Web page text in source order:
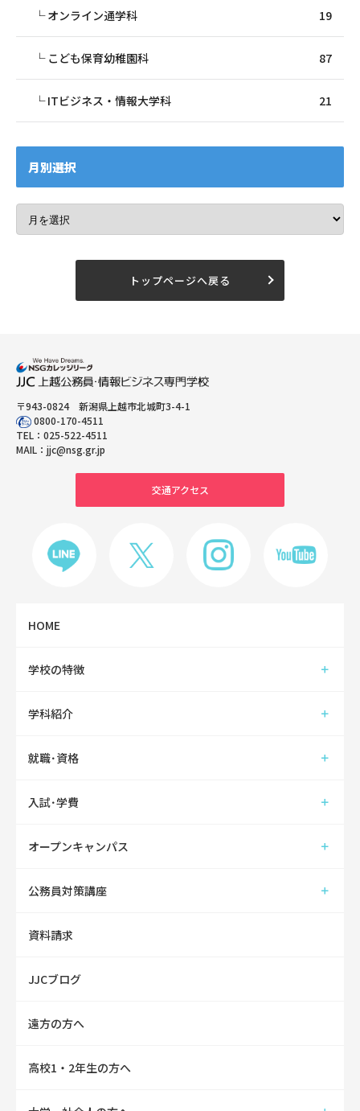
オンライン通学科 19
こども保育幼稚園科 87
ITビジネス・情報大学科 21
月別選択
トップページへ戻る
〒943-0824 新潟県上越市北城町3-4-1
0800-170-4511
TEL： 025-522-4511
MAIL： jjc@nsg.gr.jp
交通アクセス
HOME
学校の特徴
学科紹介
就職･資格
入試･学費
オープンキャンパス
公務員対策講座
資料請求
JJCブログ
遠方の方へ
高校1・2年生の方へ